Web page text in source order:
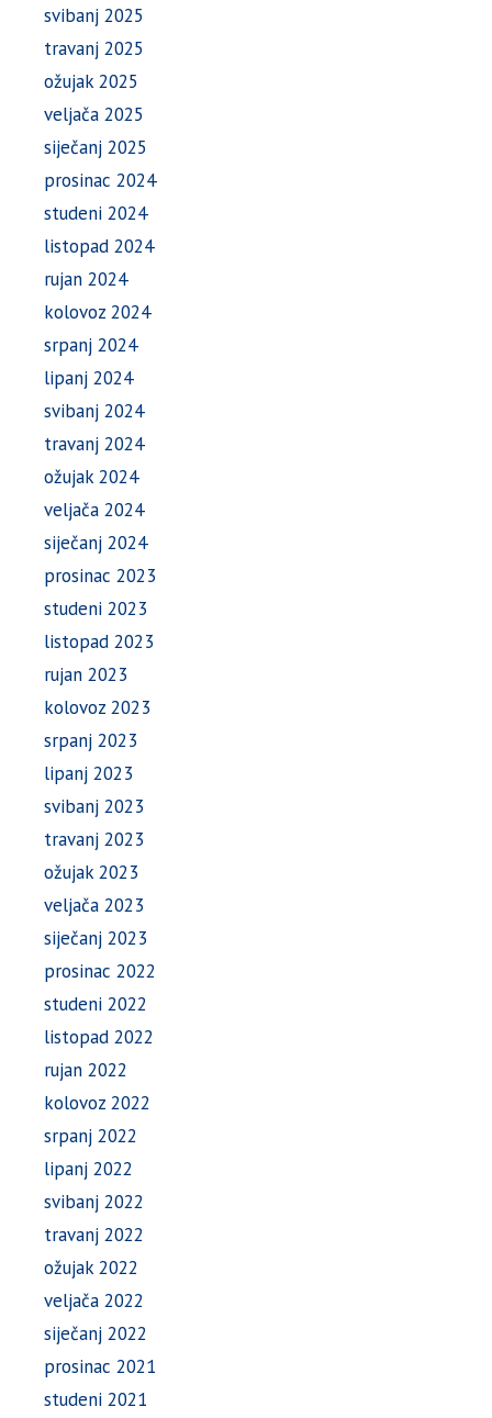
svibanj 2025
travanj 2025
ožujak 2025
veljača 2025
siječanj 2025
prosinac 2024
studeni 2024
listopad 2024
rujan 2024
kolovoz 2024
srpanj 2024
lipanj 2024
svibanj 2024
travanj 2024
ožujak 2024
veljača 2024
siječanj 2024
prosinac 2023
studeni 2023
listopad 2023
rujan 2023
kolovoz 2023
srpanj 2023
lipanj 2023
svibanj 2023
travanj 2023
ožujak 2023
veljača 2023
siječanj 2023
prosinac 2022
studeni 2022
listopad 2022
rujan 2022
kolovoz 2022
srpanj 2022
lipanj 2022
svibanj 2022
travanj 2022
ožujak 2022
veljača 2022
siječanj 2022
prosinac 2021
studeni 2021